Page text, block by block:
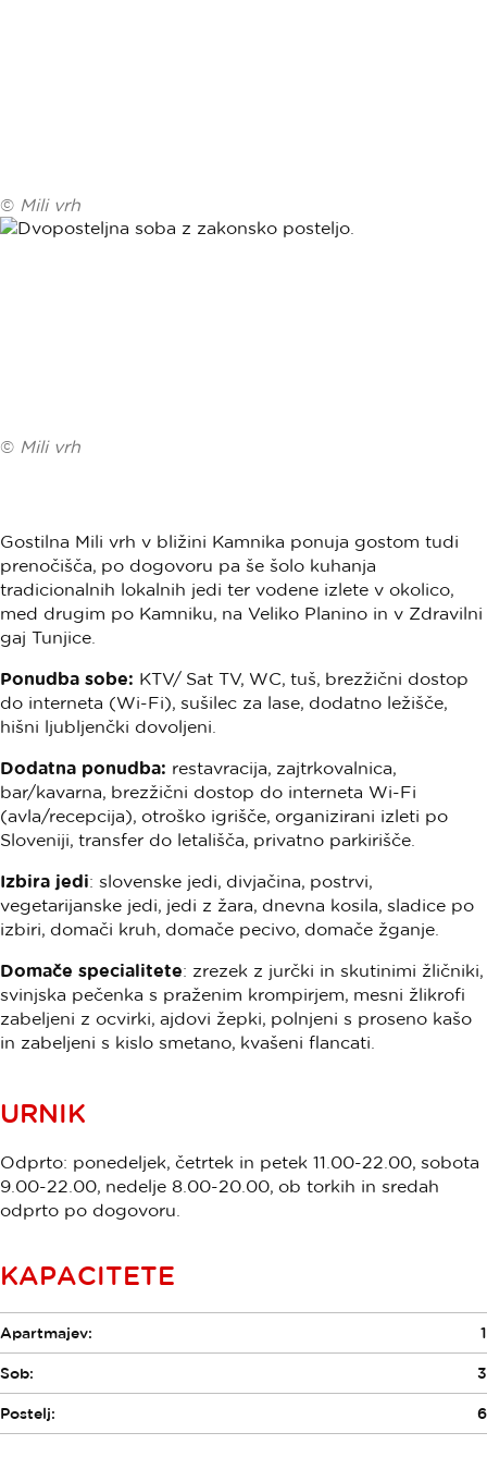
© Mili vrh
© Mili vrh
Gostilna Mili vrh v bližini Kamnika ponuja gostom tudi
prenočišča, po dogovoru pa še šolo kuhanja
tradicionalnih lokalnih jedi ter vodene izlete v okolico,
med drugim po Kamniku, na Veliko Planino in v Zdravilni
gaj Tunjice.
Ponudba sobe: KTV/ Sat TV, WC, tuš, brezžični dostop
do interneta (Wi-Fi), sušilec za lase, dodatno ležišče,
hišni ljubljenčki dovoljeni.
Dodatna ponudba: restavracija, zajtrkovalnica,
bar/kavarna, brezžični dostop do interneta Wi-Fi
(avla/recepcija), otroško igrišče, organizirani izleti po
Sloveniji, transfer do letališča, privatno parkirišče.
Izbira jedi: slovenske jedi, divjačina, postrvi,
vegetarijanske jedi, jedi z žara, dnevna kosila, sladice po
izbiri, domači kruh, domače pecivo, domače žganje.
Domače specialitete: zrezek z jurčki in skutinimi žličniki,
svinjska pečenka s praženim krompirjem, mesni žlikrofi
zabeljeni z ocvirki, ajdovi žepki, polnjeni s proseno kašo
in zabeljeni s kislo smetano, kvašeni flancati.
URNIK
Odprto: ponedeljek, četrtek in petek 11.00-22.00, sobota
9.00-22.00, nedelje 8.00-20.00, ob torkih in sredah
odprto po dogovoru.
KAPACITETE
Apartmajev: 1
Sob: 3
Postelj: 6